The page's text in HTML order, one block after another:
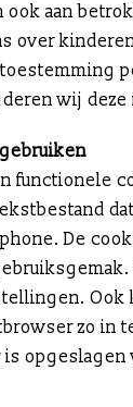
ook aan
over
wij deze
functionele
De
zo in